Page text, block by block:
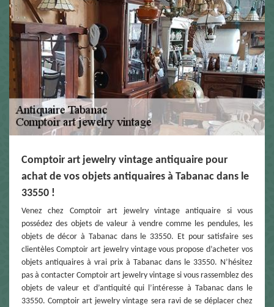
Comptoir art jewelry vintage antiquaire pour
achat de vos objets antiquaires à Tabanac dans le
33550 !
Venez chez Comptoir art jewelry vintage antiquaire si vous
possédez des objets de valeur à vendre comme les pendules, les
objets de décor à Tabanac dans le 33550. Et pour satisfaire ses
clientèles Comptoir art jewelry vintage vous propose d’acheter vos
objets antiquaires à vrai prix à Tabanac dans le 33550. N’hésitez
pas à contacter Comptoir art jewelry vintage si vous rassemblez des
objets de valeur et d’antiquité qui l’intéresse à Tabanac dans le
33550. Comptoir art jewelry vintage sera ravi de se déplacer chez